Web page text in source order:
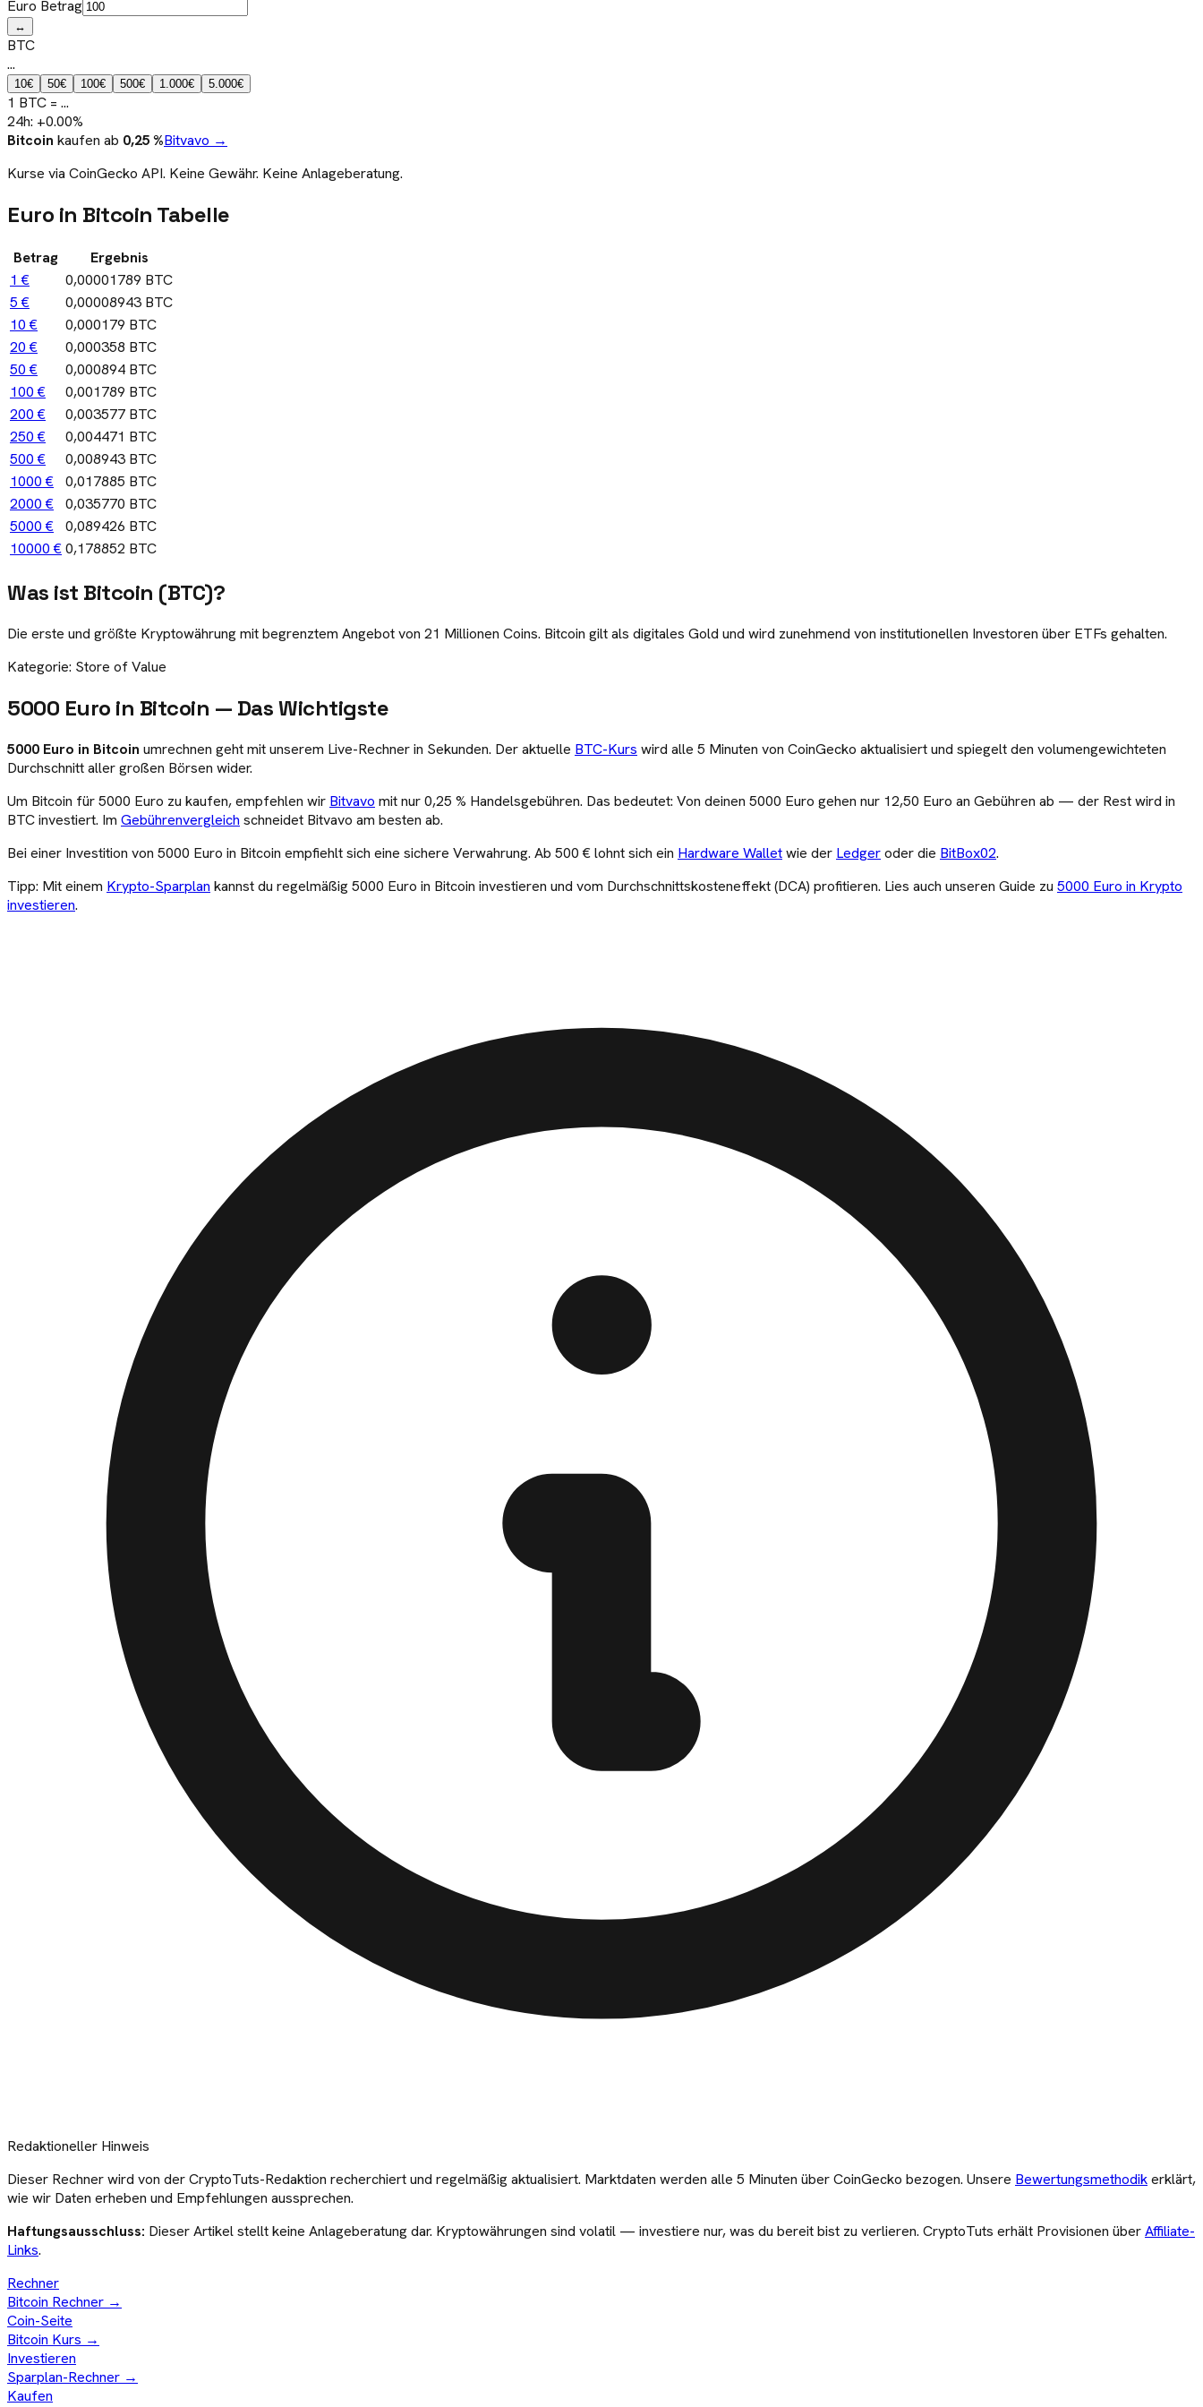
Euro Betrag
↔
BTC
...
10€ 50€ 100€ 500€ 1.000€ 5.000€
1 BTC = ...
24h: +0.00%
Bitcoin kaufen ab 0,25 %Bitvavo →
Kurse via CoinGecko API. Keine Gewähr. Keine Anlageberatung.
Euro in Bitcoin Tabelle
Betrag
Ergebnis
1 €
0,00001789 BTC
5 €
0,00008943 BTC
10 €
0,000179 BTC
20 €
0,000358 BTC
50 €
0,000894 BTC
100 €
0,001789 BTC
200 €
0,003577 BTC
250 €
0,004471 BTC
500 €
0,008943 BTC
1000 €
0,017885 BTC
2000 €
0,035770 BTC
5000 €
0,089426 BTC
10000 €0,178852 BTC
Was ist Bitcoin (BTC)?
Die erste und größte Kryptowährung mit begrenztem Angebot von 21 Millionen Coins. Bitcoin gilt als digitales Gold und wird zunehmend von institutionellen Investoren über ETFs gehalten.
Kategorie: Store of Value
5000 Euro in Bitcoin — Das Wichtigste
5000 Euro in Bitcoin umrechnen geht mit unserem Live-Rechner in Sekunden. Der aktuelle BTC-Kurs wird alle 5 Minuten von CoinGecko aktualisiert und spiegelt den volumengewichteten
Durchschnitt aller großen Börsen wider.
Um Bitcoin für5000 Euro zu kaufen, empfehlen wir Bitvavo mit nur 0,25 % Handelsgebühren. Das bedeutet: Von deinen 5000 Euro gehen nur 12,50 Euro an Gebühren ab — der Rest wird in
BTCinvestiert. Im Gebührenvergleich schneidet Bitvavo am besten ab.
Bei einer Investition von 5000 Euro in Bitcoin empfiehlt sich eine sichere Verwahrung. Ab 500 € lohnt sich ein Hardware Walletwie der Ledgeroder die BitBox02.
Tipp: Mit einem Krypto-Sparplan kannst du regelmäßig5000 Euro in Bitcoin investieren und vom Durchschnittskosteneffekt (DCA) profitieren. Lies auch unseren Guide zu 5000 Euro in Krypto
investieren.
Redaktioneller Hinweis
Dieser Rechnerwird von der CryptoTuts-Redaktion recherchiert und regelmäßig aktualisiert. Marktdaten werden alle 5 Minuten über CoinGecko bezogen. Unsere Bewertungsmethodikerklärt,
wie wir Daten erheben und Empfehlungen aussprechen.
Haftungsausschluss: Dieser Artikel stellt keine Anlageberatung dar. Kryptowährungen sind volatil — investiere nur, was du bereit bist zu verlieren. CryptoTuts erhält Provisionen überAffiliate-
Links.
Rechner
Bitcoin Rechner →
Coin-Seite
Bitcoin Kurs →
Investieren
Sparplan-Rechner →
Kaufen